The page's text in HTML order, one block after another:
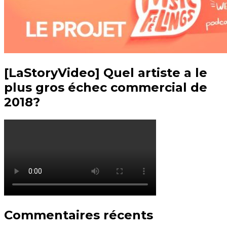
[LaStoryVideo] Quel artiste a le
plus gros échec commercial de
2018?
Commentaires récents